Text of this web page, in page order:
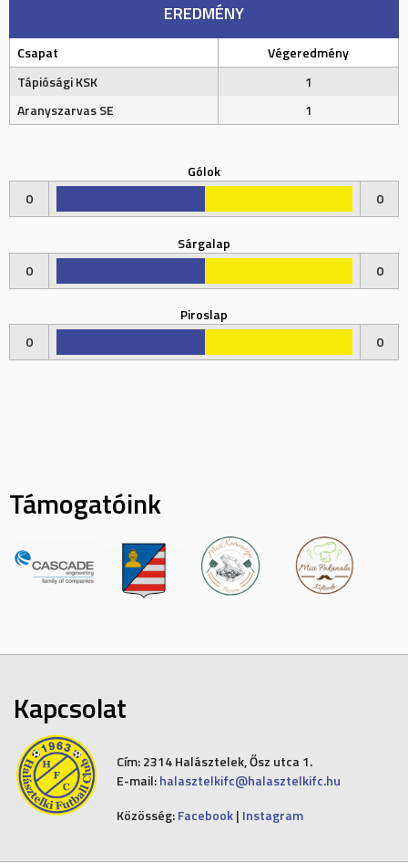
EREDMÉNY
Csapat
Végeredmény
Tápiósági KSK
1
Aranyszarvas SE
1
Gólok
0
0
Sárgalap
0
0
Piroslap
0
0
Támogatóink
Kapcsolat
Cím:2314 Halásztelek, Ősz utca 1.
E-mail: halasztelkifc@halasztelkifc.hu
Közösség: Facebook| Instagram